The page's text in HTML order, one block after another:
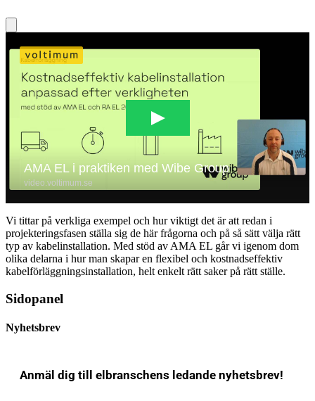
Vi tittar på verkliga exempel och hur viktigt det är att redan i
projekteringsfasen ställa sig de här frågorna och på så sätt välja rätt
typ av kabelinstallation. Med stöd av AMA EL går vi igenom dom
olika delarna i hur man skapar en flexibel och kostnadseffektiv
kabelförläggningsinstallation, helt enkelt rätt saker på rätt ställe.
Sidopanel
Nyhetsbrev
Anmäl dig till elbranschens ledande nyhetsbrev!